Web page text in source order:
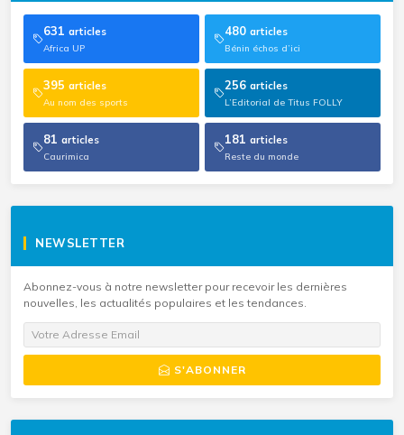
631 articles
Africa UP
480 articles
Bénin échos d’ici
395 articles
Au nom des sports
256 articles
L’Editorial de Titus FOLLY
81 articles
Caurimica
181 articles
Reste du monde
NEWSLETTER
Abonnez-vous à notre newsletter pour recevoir les dernières
nouvelles, les actualités populaires et les tendances.
S'ABONNER